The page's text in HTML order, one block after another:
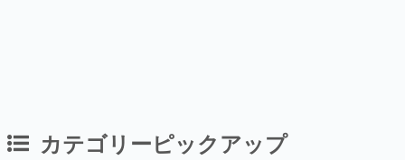
カテゴリーピックアップ